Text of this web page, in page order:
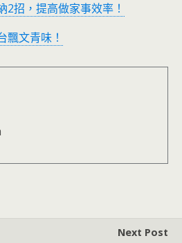
招，提高做家事效率！
飄文青味！
Next Post